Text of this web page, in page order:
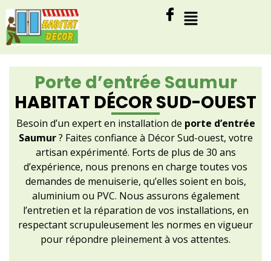
Porte d’entrée Saumur
HABITAT DÉCOR SUD-OUEST
Besoin d’un expert en installation de porte d’entrée
Saumur? Faites confiance à Décor Sud-ouest, votre
artisan expérimenté. Forts de plus de 30 ans
d’expérience, nous prenons en charge toutes vos
demandes de menuiserie, qu’elles soient en bois,
aluminium ou PVC. Nous assurons également
l’entretien et la réparation de vos installations, en
respectant scrupuleusement les normes en vigueur
pour répondre pleinement à vos attentes.